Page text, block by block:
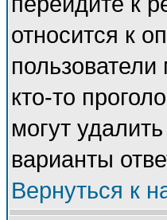
относится к
кто-то
могут
варианты
Вернуться к